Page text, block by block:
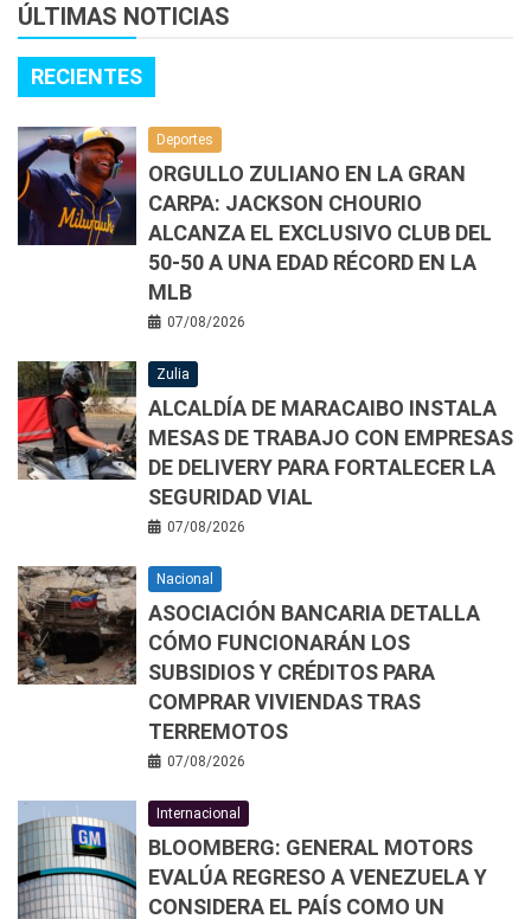
ÚLTIMAS NOTICIAS
RECIENTES
Deportes
ORGULLO ZULIANO EN LA GRAN
CARPA: JACKSON CHOURIO
ALCANZA EL EXCLUSIVO CLUB DEL
50-50 A UNA EDAD RÉCORD EN LA
MLB
07/08/2026
Zulia
ALCALDÍA DE MARACAIBO INSTALA
MESAS DE TRABAJO CON EMPRESAS
DE DELIVERY PARA FORTALECER LA
SEGURIDAD VIAL
07/08/2026
Nacional
ASOCIACIÓN BANCARIA DETALLA
CÓMO FUNCIONARÁN LOS
SUBSIDIOS Y CRÉDITOS PARA
COMPRAR VIVIENDAS TRAS
TERREMOTOS
07/08/2026
Internacional
BLOOMBERG: GENERAL MOTORS
EVALÚA REGRESO A VENEZUELA Y
CONSIDERA EL PAÍS COMO UN